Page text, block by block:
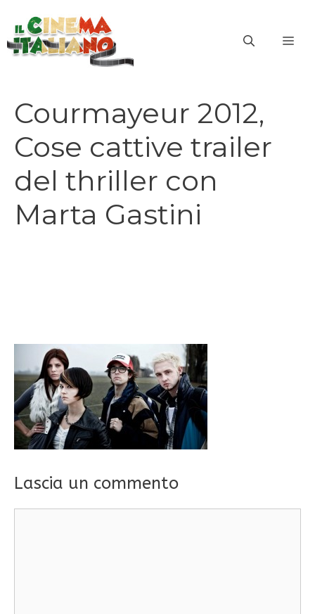
contenuto
Courmayeur 2012,
Cose cattive trailer
del thriller con
Marta Gastini
Lascia un commento